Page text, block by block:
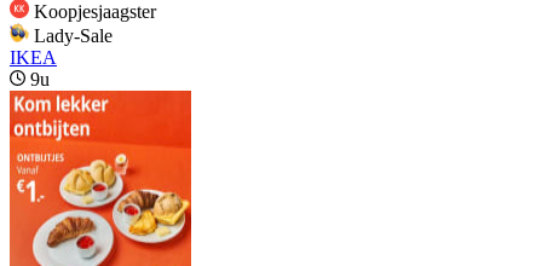
Koopjesjaagster
Lady-Sale
IKEA
9u